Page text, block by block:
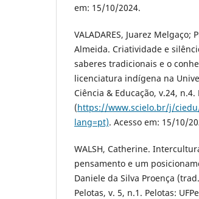
em: 15/10/2024.
VALADARES, Juarez Melgaço;
Almeida. Criatividade e
saberes tradicionais e o
licenciatura indígena na
Ciência & Educação, v.24,
(https://www.scielo.br/j/
lang=pt). Acesso em: 15/10/
WALSH, Catherine.
pensamento e um
Daniele da Silva Proença
Pelotas, v. 5, n.1. Pelotas: